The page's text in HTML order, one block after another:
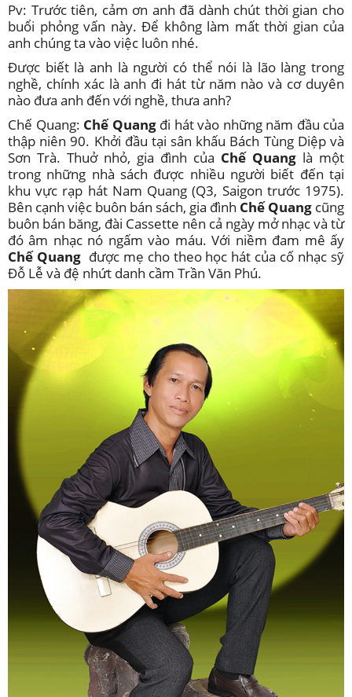
Pv: Trước tiên, cảm ơn anh đã dành chút thời gian cho
buổi phỏng vấn này. Để không làm mất thời gian của
anh chúng ta vào việc luôn nhé.
Được biết là anh là người có thể nói là lão làng trong
nghề, chính xác là anh đi hát từ năm nào và cơ duyên
nào đưa anh đến với nghề, thưa anh?
Chế Quang: Chế Quangđi hát vào những năm đầu của
thập niên 90. Khởi đầu tại sân khấu Bách Tùng Diệp và
Sơn Trà. Thuở nhỏ, gia đình của Chế Quang là một
trong những nhà sách được nhiều người biết đến tại
khu vực rạp hát Nam Quang (Q3, Saigon trước 1975).
Bên cạnh việc buôn bán sách, gia đình Chế Quang cũng
buôn bán băng, đài Cassette nên cả ngày mở nhạc và từ
đó âm nhạc nó ngấm vào máu. Với niềm đam mê ấy
Chế Quangđược mẹ cho theo học hát của cố nhạc sỹ
Đỗ Lễ và đệ nhứt danh cầm Trần Văn Phú.